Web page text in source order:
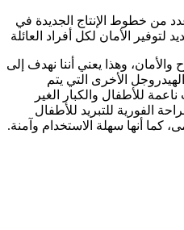
من خطوط الإنتاج الجديدة في
الأمان لكل أفراد العائلة
وهذا يعني أننا نهدف إلى
الأخرى التي يتم
للأطفال والكبار الغير
الفورية للتبريد للأطفال
كما أنها سهلة الاستخدام وآمنة.